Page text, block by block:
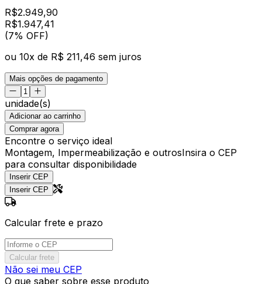
R$2.949,90
R$1.947,41
(7% OFF)
ou 10x de R$ 211,46 sem juros
Mais opções de pagamento
unidade(s)
Adicionar ao carrinho
Comprar agora
Encontre o serviço ideal
Montagem, Impermeabilização e outrosInsira o CEP
para consultar disponibilidade
Inserir CEP
Inserir CEP
Calcular frete e prazo
Calcular frete
Não sei meu CEP
O que saber sobre esse produto